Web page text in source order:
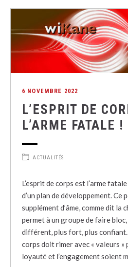
6 NOVEMBRE 2022
L’ESPRIT DE
L’ARME FATALE !
ACTUALITÉS
L’esprit de corps est l’arme
d’un plan de développement. Ce
supplément d’âme, comme dit la
permet à un groupe de faire
différent, plus fort, plus
corps doit rimer avec « valeurs »
loyauté et l’engagement soient